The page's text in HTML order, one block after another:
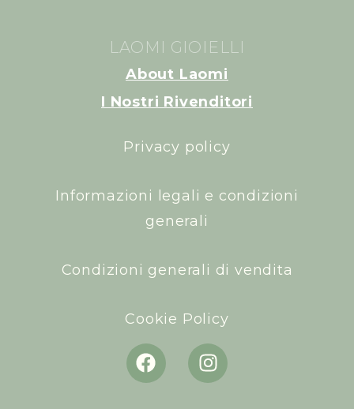
LAOMI GIOIELLI
About Laomi
I Nostri Rivenditori
Privacy policy
Informazioni legali e condizioni
generali
Condizioni generali di vendita
Cookie Policy